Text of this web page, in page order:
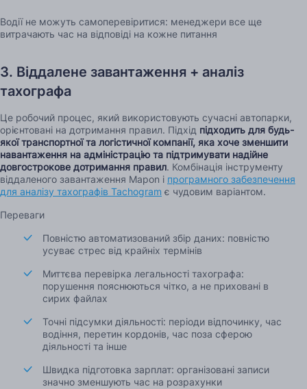
Водії не можуть самоперевіритися: менеджери все ще
витрачають час на відповіді на кожне питання
3. Віддалене завантаження + аналіз
тахографа
Це робочий процес, який використовують сучасні автопарки,
орієнтовані на дотримання правил. Підхід підходить для будь-
якої транспортної та логістичної компанії, яка хоче зменшити
навантаження на адміністрацію та підтримувати надійне
довгострокове дотримання правил. Комбінація інструменту
віддаленого завантаження Mapon і програмного забезпечення
для аналізу тахографів Tachogram є чудовим варіантом.
Переваги
Повністю автоматизований збір даних: повністю
усуває стрес від крайніх термінів
Миттєва перевірка легальності тахографа:
порушення пояснюються чітко, а не приховані в
сирих файлах
Точні підсумки діяльності: періоди відпочинку, час
водіння, перетин кордонів, час поза сферою
діяльності та інше
Швидка підготовка зарплат: організовані записи
значно зменшують час на розрахунки